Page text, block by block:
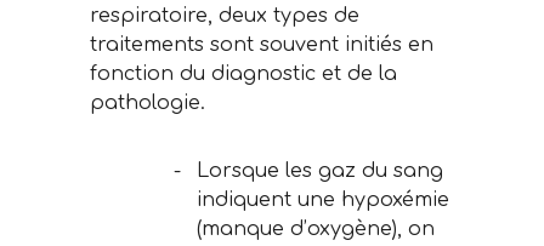
respiratoire, deux types de
traitements sont souvent initiés en
fonction du diagnostic et de la
pathologie.
Lorsque les gaz du sang
indiquent une hypoxémie
(manque d’oxygène), on